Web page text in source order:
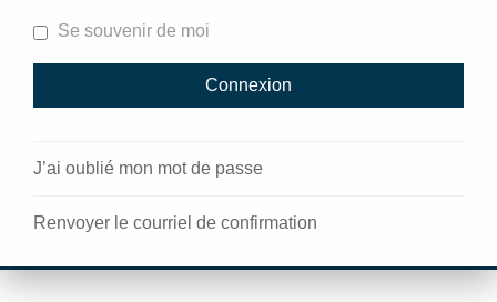
Se souvenir de moi
J’ai oublié mon mot de passe
Renvoyer le courriel de confirmation